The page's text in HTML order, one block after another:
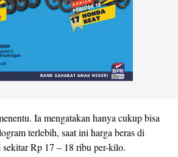
Ia mengatakan hanya cukup bisa
terlebih, saat ini harga beras di
Rp 17 – 18 ribu per-kilo.